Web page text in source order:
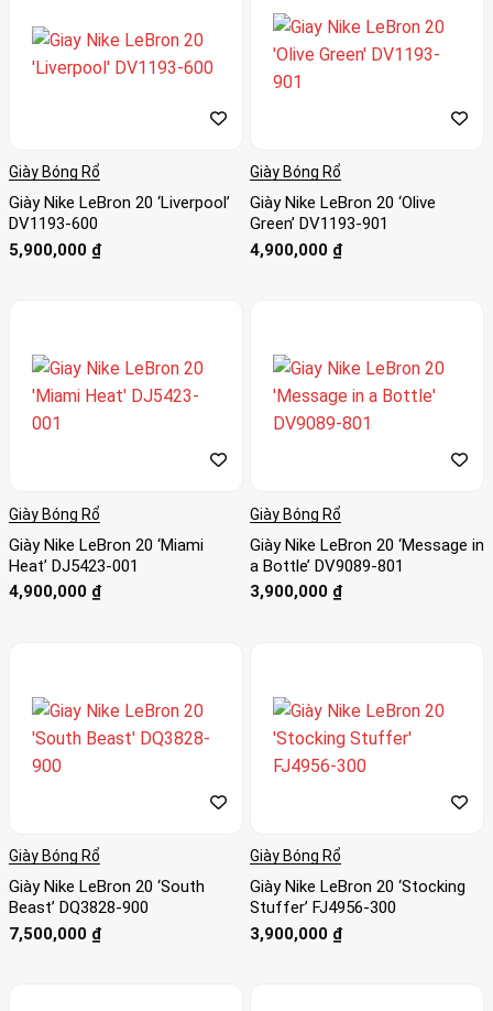
Giày Bóng Rổ
Giày Nike LeBron 20 ‘Liverpool’
DV1193-600
5,900,000 ₫
Giày Bóng Rổ
Giày Nike LeBron 20 ‘Olive
Green’ DV1193-901
4,900,000 ₫
Giày Bóng Rổ
Giày Nike LeBron 20 ‘Miami
Heat’ DJ5423-001
4,900,000 ₫
Giày Bóng Rổ
Giày Nike LeBron 20 ‘Message in
a Bottle’ DV9089-801
3,900,000 ₫
Giày Bóng Rổ
Giày Nike LeBron 20 ‘South
Beast’ DQ3828-900
7,500,000 ₫
Giày Bóng Rổ
Giày Nike LeBron 20 ‘Stocking
Stuffer’ FJ4956-300
3,900,000 ₫